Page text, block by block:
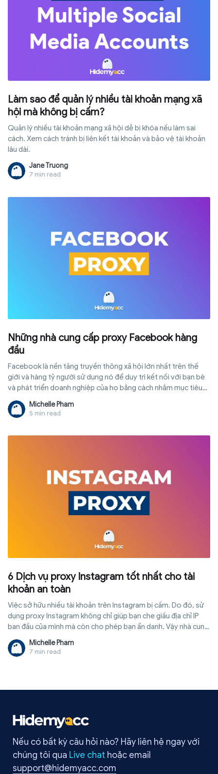
Làm sao để quản lý nhiều tài khoản mạng xã
hội mà không bị cấm?
Quản lý nhiều tài khoản mạng xã hội dễ bị khóa nếu làm sai
cách. Xem cách tránh bị liên kết tài khoản và bảo vệ tài khoản
lâu dài.
Jane Truong
7 min read
Những nhà cung cấp proxy Facebook hàng
đầu
Facebook là nền tảng truyền thông xã hội lớn nhất trên thế
giới và hàng tỷ người sử dụng nó để duy trì kết nối với bạn bè
và phát triển doanh nghiệp của họ bằng cách nhắm mục tiêu
đến khách hàng tiềm năng.
Michelle Pham
5 min read
6 Dịch vụ proxy Instagram tốt nhất cho tài
khoản an toàn
Việc sở hữu nhiều tài khoản trên Instagram bị cấm. Do đó, sử
dụng proxy Instagram không chỉ giúp bạn che giấu địa chỉ IP
ban đầu của mình mà còn cho phép bạn ẩn danh. Vậy nhà cung
cấp proxy Instagram tốt nhất là gì?
Michelle Pham
7 min read
Nếu có bất kỳ câu hỏi nào? Hãy liên hệ ngay với
chúng tôi qua Live chat hoặc email
support@hidemyacc.com